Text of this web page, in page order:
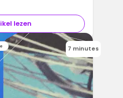
lezen
7 minutes